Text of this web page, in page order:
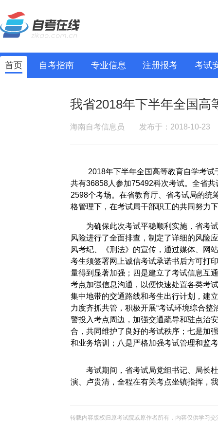
首页 自考指南 专业信息 注册报考 考试
我省2018年下半年全国高
海南自考信息员 发布于：2018-10-23
2018年下半年全国高等教育自学考
共有36858人参加75492科次考试。全省
2598个考场。在省教育厅、省考试局的统
格管理下，在考试局干部职工的共同努力
为确保此次考试平稳顺利实施，省考
风险进行了全面排查，制定了详细的风险
风考纪、《刑法》的宣传，通过媒体、网
考生须签署网上诚信考试承诺书后方可打
量得到显著加强；四是建立了考试信息互
考点加强信息沟通，以便快速处置各类考
集中地带的交通路线和考生出行计划，建
力度齐抓共管，积极开展“考试环境综合
警投入考点周边，加强交通疏导和驻点治
合，共同维护了良好的考试秩序；七是加
和业务培训；八是严格加强考试管理和监
考试期间，省考试局党组书记、局长
演、卢贵清，全程在有关考点坐镇指挥，
转载内容版权归原考试院或原作者所有，内容仅供学习